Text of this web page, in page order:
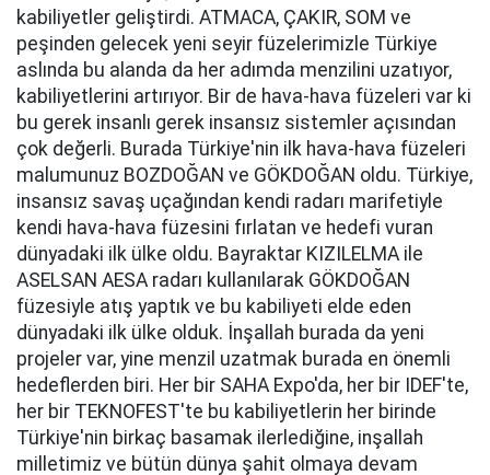
kabiliyetler geliştirdi. ATMACA, ÇAKIR, SOM ve
peşinden gelecek yeni seyir füzelerimizle Türkiye
aslında bu alanda da her adımda menzilini uzatıyor,
kabiliyetlerini artırıyor. Bir de hava-hava füzeleri var ki
bu gerek insanlı gerek insansız sistemler açısından
çok değerli. Burada Türkiye'nin ilk hava-hava füzeleri
malumunuz BOZDOĞAN ve GÖKDOĞAN oldu. Türkiye,
insansız savaş uçağından kendi radarı marifetiyle
kendi hava-hava füzesini fırlatan ve hedefi vuran
dünyadaki ilk ülke oldu. Bayraktar KIZILELMA ile
ASELSAN AESA radarı kullanılarak GÖKDOĞAN
füzesiyle atış yaptık ve bu kabiliyeti elde eden
dünyadaki ilk ülke olduk. İnşallah burada da yeni
projeler var, yine menzil uzatmak burada en önemli
hedeflerden biri. Her bir SAHA Expo'da, her bir IDEF'te,
her bir TEKNOFEST'te bu kabiliyetlerin her birinde
Türkiye'nin birkaç basamak ilerlediğine, inşallah
milletimiz ve bütün dünya şahit olmaya devam